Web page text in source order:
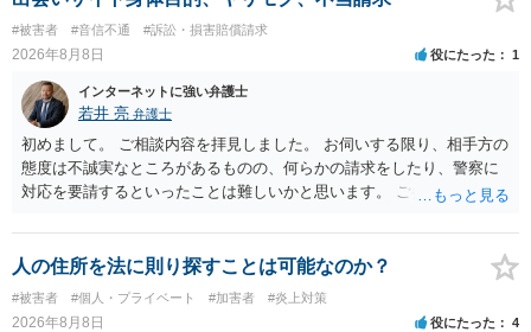
ていない何らかの背景事情があれば、回答は180度変わるかもしれませ
ん。公開の場で詳細を投稿することは不適当と思われますので、弁護
士へ直接相談した方がよいでしょう。
#被害者 #音信不通 #訴訟・損害賠償請求
2026年8月8日 役にたった 1
インターネットに強い弁護士
若井 亮 弁護士
初めまして。 ご相談内容を拝見しました。 お伺いする限り、相手方の
態度は不誠実なところがあるものの、何らかの請求をしたり、警察に
対応を要請するといったことは難しいかと思います。 ご参考になれば
人の住所を法に則り探すことは可能なのか？
#被害者 #個人・プライベート #加害者 #炎上対策
2026年8月8日 役にたった 4